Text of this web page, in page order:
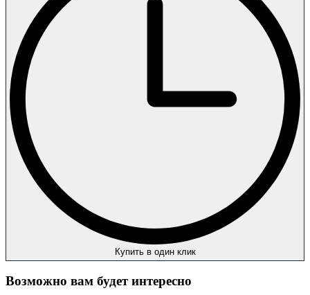
Купить в один клик
Возможно вам будет интересно